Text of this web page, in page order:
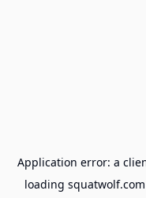
Application error: a
loading squatwolf.com